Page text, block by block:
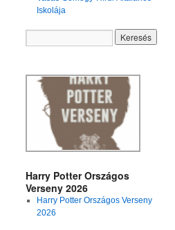
Iskolája
Harry Potter Országos
Verseny 2026
Harry Potter Országos Verseny
2026